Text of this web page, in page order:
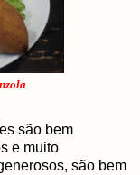
são bem
e muito
são bem